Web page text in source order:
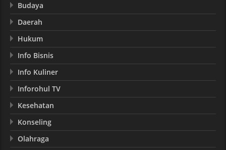
Budaya
Daerah
Hukum
Info Bisnis
Info Kuliner
Inforohul TV
Kesehatan
Konseling
Olahraga